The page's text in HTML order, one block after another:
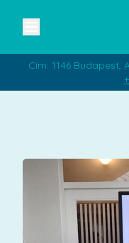
Cím: 1146 Budapest,